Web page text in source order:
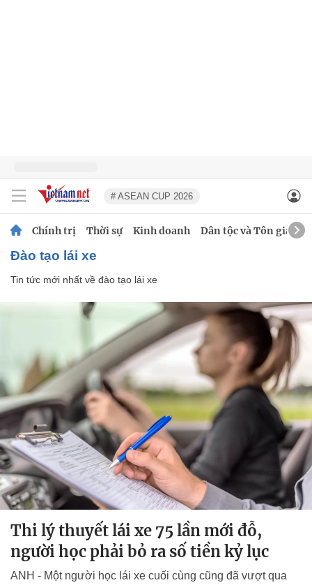
# ASEAN CUP 2026
Chính trị Thời sự Kinh doanh Dân tộc và Tôn giáo
đào tạo lái xe
Tin tức mới nhất về đào tạo lái xe
Thi lý thuyết lái xe 75 lần mới đỗ,
người học phải bỏ ra số tiền kỷ lục
ANH - Một người học lái xe cuối cùng cũng đã vượt qua